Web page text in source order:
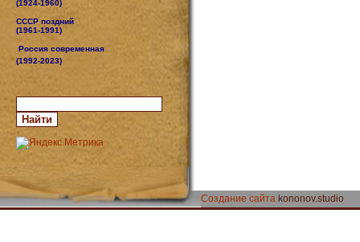
(1924-1960)
СССР поздний
(1961-1991)
Россия современная
(1992-2023)
Создание сайта kononov.studio